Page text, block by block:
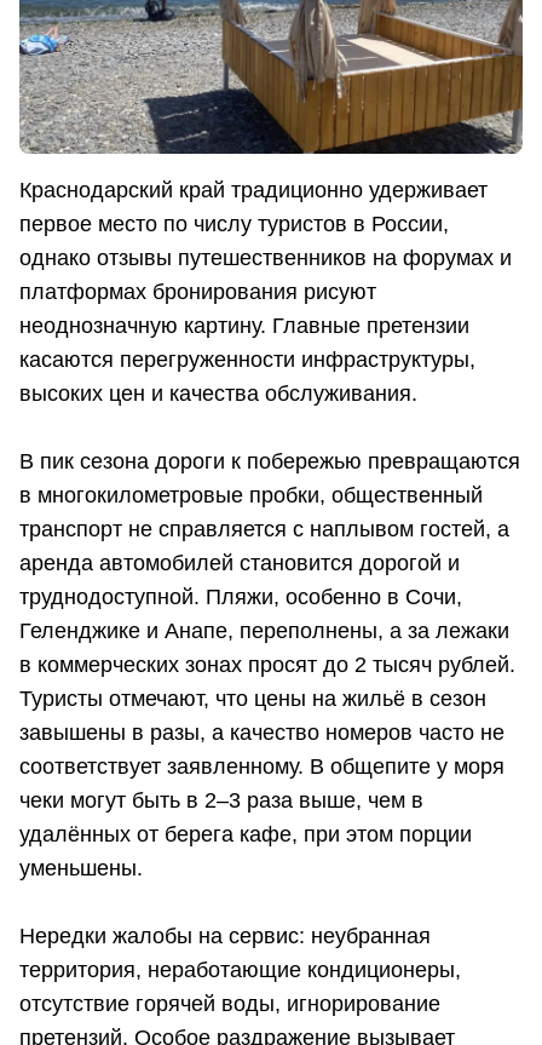
Краснодарский край традиционно удерживает
первое место по числу туристов в России,
однако отзывы путешественников на форумах и
платформах бронирования рисуют
неоднозначную картину. Главные претензии
касаются перегруженности инфраструктуры,
высоких цен и качества обслуживания.
В пик сезона дороги к побережью превращаются
в многокилометровые пробки, общественный
транспорт не справляется с наплывом гостей, а
аренда автомобилей становится дорогой и
труднодоступной. Пляжи, особенно в Сочи,
Геленджике и Анапе, переполнены, а за лежаки
в коммерческих зонах просят до 2 тысяч рублей.
Туристы отмечают, что цены на жильё в сезон
завышены в разы, а качество номеров часто не
соответствует заявленному. В общепите у моря
чеки могут быть в 2–3 раза выше, чем в
удалённых от берега кафе, при этом порции
уменьшены.
Нередки жалобы на сервис: неубранная
территория, неработающие кондиционеры,
отсутствие горячей воды, игнорирование
претензий. Особое раздражение вызывает